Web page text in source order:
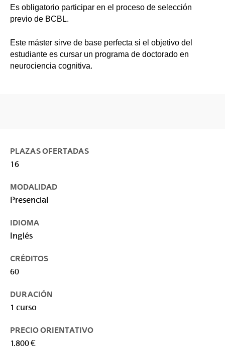
Es obligatorio participar en el proceso de selección
previo de BCBL.
Este máster sirve de base perfecta si el objetivo del
estudiante es cursar un programa de doctorado en
neurociencia cognitiva.
PLAZAS OFERTADAS
16
MODALIDAD
Presencial
IDIOMA
Inglés
CRÉDITOS
60
DURACIÓN
1 curso
PRECIO ORIENTATIVO
1.800 €